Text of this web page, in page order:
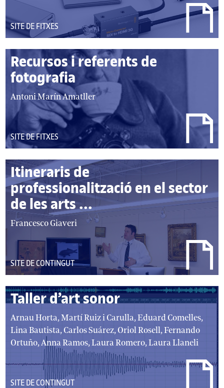
DEL
TIPUS:
SITE DE FITXES
Recursos i referents de
fotografia
autor/autors:
Antoni Marín Amatller
DEL
TIPUS:
SITE DE FITXES
Itineraris de
professionalització en el sector
de les arts ...
autor/autors:
Francesco Giaveri
DEL
TIPUS:
SITE DE CONTINGUT
Taller d’art sonor
autor/autors:
Arnau Horta, Martí Ruiz i Carulla, Eduard Comelles,
Lina Bautista, Carlos Suárez, Oriol Rosell, Fernando
Ortuño, Anna Ramos, Laura Romero, Laura Llaneli
DEL
SITE DE CONTINGUT